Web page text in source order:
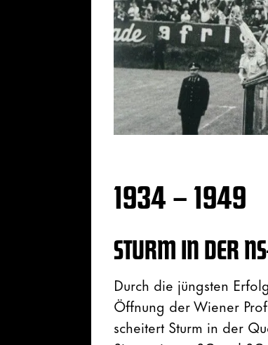
1934 – 1949
STURM IN DER
Durch die jüngsten
Öffnung der Wiener
scheitert Sturm in der